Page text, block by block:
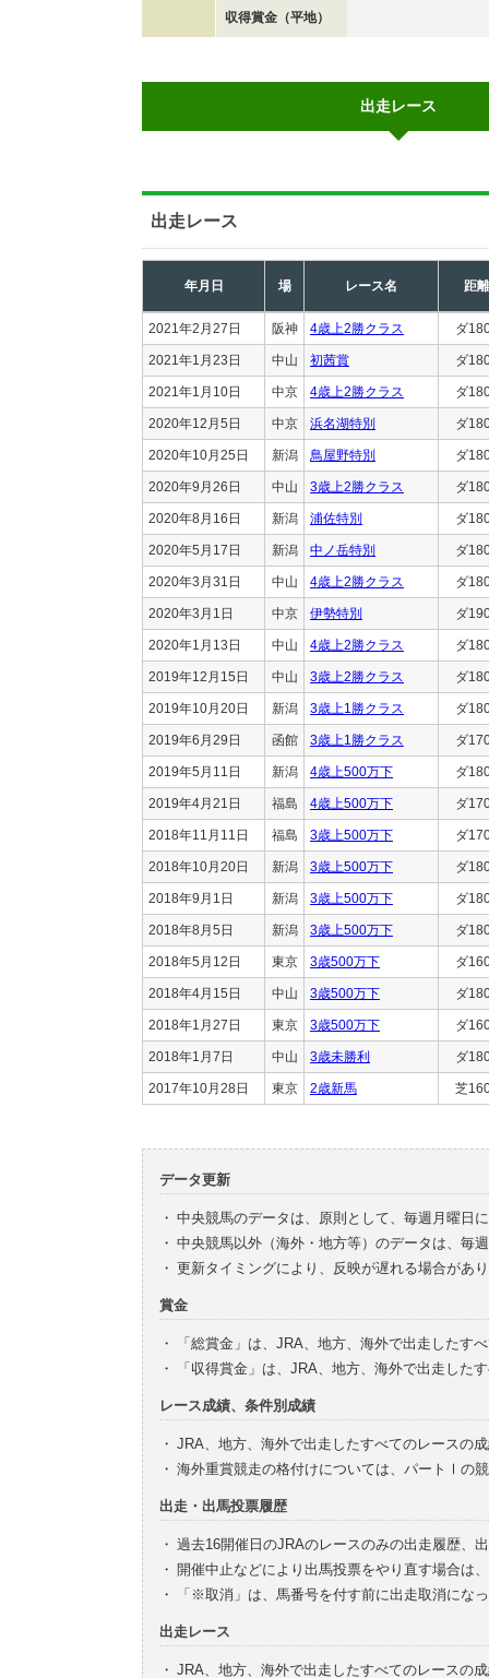
収得賞金（平地）
出走レース
出走レース
年月日 場 レース名 距離
2021年2月27日 阪神 4歳上2勝クラス ダ
2021年1月23日 中山 初茜賞 ダ
2021年1月10日 中京 4歳上2勝クラス ダ
2020年12月5日 中京 浜名湖特別 ダ
2020年10月25日 新潟 鳥屋野特別 ダ
2020年9月26日 中山 3歳上2勝クラス ダ
2020年8月16日 新潟 浦佐特別 ダ
2020年5月17日 新潟 中ノ岳特別 ダ
2020年3月31日 中山 4歳上2勝クラス ダ
2020年3月1日 中京 伊勢特別 ダ
2020年1月13日 中山 4歳上2勝クラス ダ
2019年12月15日 中山 3歳上2勝クラス ダ
2019年10月20日 新潟 3歳上1勝クラス ダ
2019年6月29日 函館 3歳上1勝クラス ダ
2019年5月11日 新潟 4歳上500万下 ダ
2019年4月21日 福島 4歳上500万下 ダ
2018年11月11日 福島 3歳上500万下 ダ
2018年10月20日 新潟 3歳上500万下 ダ
2018年9月1日 新潟 3歳上500万下 ダ
2018年8月5日 新潟 3歳上500万下 ダ
2018年5月12日 東京 3歳500万下 ダ
2018年4月15日 中山 3歳500万下 ダ
2018年1月27日 東京 3歳500万下 ダ
2018年1月7日 中山 3歳未勝利 ダ
2017年10月28日 東京 2歳新馬 芝
データ更新
・ 中央競馬のデータは、原則として、毎週月曜日
・ 中央競馬以外（海外・地方等）のデータは、毎
・ 更新タイミングにより、反映が遅れる場合があ
賞金
・
「総賞金」は、JRA、地方、海外で出走したす
・
「収得賞金」は、JRA、地方、海外で出走した
レース成績、条件別成績
・ JRA、地方、海外で出走したすべてのレースの
・ 海外重賞競走の格付けについては、パートⅠの
出走・出馬投票履歴
・ 過去16開催日のJRAのレースのみの出走履歴、
・ 開催中止などにより出馬投票をやり直す場合は
・
「※取消」は、馬番号を付す前に出走取消にな
出走レース
・ JRA、地方、海外で出走したすべてのレースの